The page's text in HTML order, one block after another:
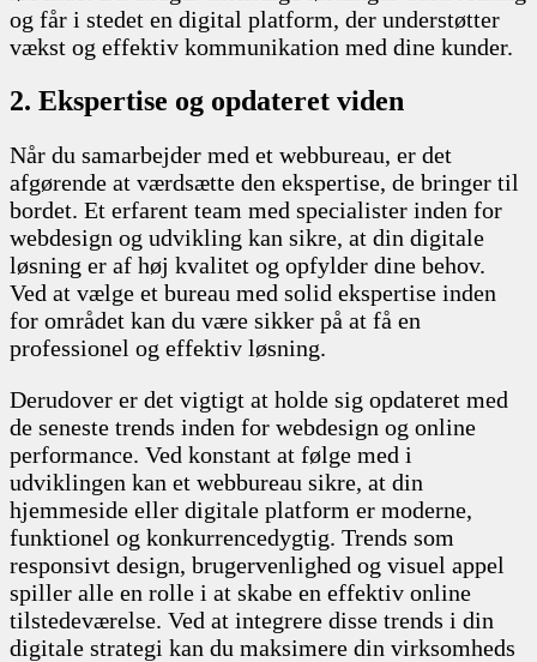
og får i stedet en digital platform, der understøtter
vækst og effektiv kommunikation med dine kunder.
2. Ekspertise og opdateret viden
Når du samarbejder med et webbureau, er det
afgørende at værdsætte den ekspertise, de bringer til
bordet. Et erfarent team med specialister inden for
webdesign og udvikling kan sikre, at din digitale
løsning er af høj kvalitet og opfylder dine behov.
Ved at vælge et bureau med solid ekspertise inden
for området kan du være sikker på at få en
professionel og effektiv løsning.
Derudover er det vigtigt at holde sig opdateret med
de seneste trends inden for webdesign og online
performance. Ved konstant at følge med i
udviklingen kan et webbureau sikre, at din
hjemmeside eller digitale platform er moderne,
funktionel og konkurrencedygtig. Trends som
responsivt design, brugervenlighed og visuel appel
spiller alle en rolle i at skabe en effektiv online
tilstedeværelse. Ved at integrere disse trends i din
digitale strategi kan du maksimere din virksomheds